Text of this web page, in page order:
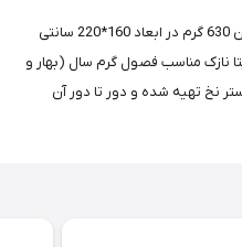
پتو مسافرتی ژله ای مدل PV پتویی با وزن 630 گرم در ابعاد 160*220 سانتی
نازک مناسب فصول گرم سال (بهار و
نخ تهیه شده و دور تا دور آن